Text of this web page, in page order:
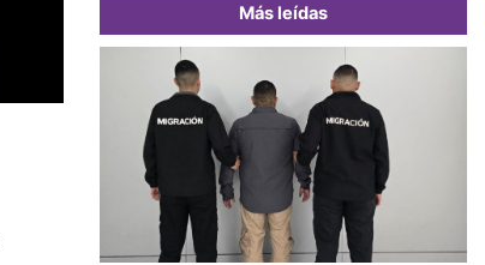
Más leídas